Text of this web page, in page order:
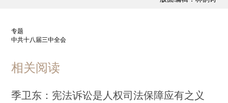
专题
中共十八届三中全会
相关阅读
季卫东：宪法诉讼是人权司法保障应有之义